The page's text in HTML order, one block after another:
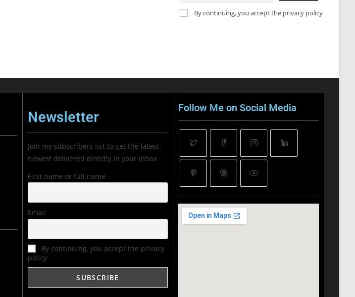
By continuing, you accept the privacy policy
Newsletter
Join my subscribers list to get the latest
newest delivered directly in your inbox
First name or full name
Email
By continuing, you accept the privacy
policy
Follow Me on Social Media